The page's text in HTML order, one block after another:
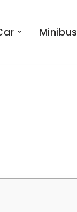
Minibus